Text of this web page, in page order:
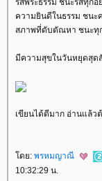
รสพระธรรม ชนะรสทุกอ
ความยินดีในธรรม ชนะ
สภาพที่ดับตัณหา ชนะทุ
มีความสุขในวันหยุดสุด
เขียนได้ดีมาก อ่านแล้ว
ดย: พรหมญาณี
10:32:29 น.